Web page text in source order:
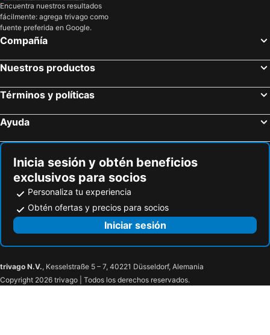
Encuentra nuestros resultados
fácilmente: agrega trivago como
fuente preferida en Google.
Compañía
Nuestros productos
Términos y políticas
Ayuda
Inicia sesión y obtén beneficios
exclusivos para socios
Personaliza tu experiencia
Obtén ofertas y precios para socios
Iniciar sesión
trivago N.V., Kesselstraße 5 – 7, 40221 Düsseldorf, Alemania
Copyright 2026 trivago | Todos los derechos reservados.